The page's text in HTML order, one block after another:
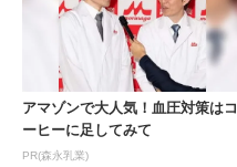
アマゾンで大人気！血圧対策はコ
ーヒーに足してみて
PR(森永乳業)